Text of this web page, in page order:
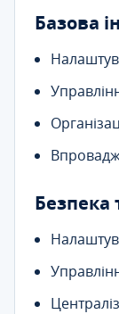
Базова
Безпека